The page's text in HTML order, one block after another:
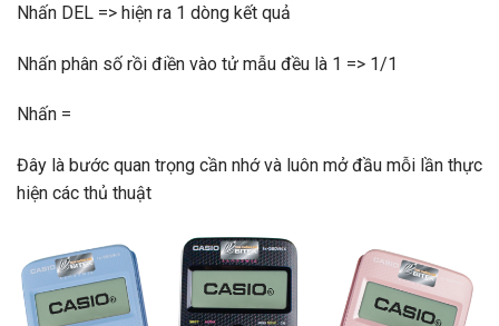
Nhấn DEL => hiện ra 1 dòng kết quả
Nhấn phân số rồi điền vào tử mẫu đều là 1 => 1/1
Nhấn =
Đây là bước quan trọng cần nhớ và luôn mở đầu mỗi lần thực
hiện các thủ thuật